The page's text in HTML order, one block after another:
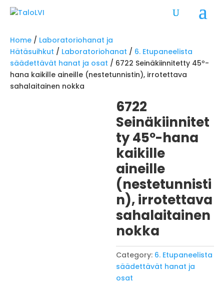
Home / Laboratoriohanat ja
Hätäsuihkut / Laboratoriohanat / 6. Etupaneelista
säädettävät hanat ja osat / 6722 Seinäkiinnitetty 45º-
hana kaikille aineille (nestetunnistin), irrotettava
sahalaitainen nokka
6722
Seinäkiinnitet
ty 45º-hana
kaikille
aineille
(nestetunnisti
n), irrotettava
sahalaitainen
nokka
Category: 6. Etupaneelista
säädettävät hanat ja
osat